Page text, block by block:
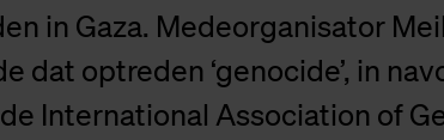
in Gaza. Medeorganisator
dat optreden ‘genocide’, in
International Association of